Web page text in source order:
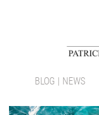
überspringenBLOG | NEWS